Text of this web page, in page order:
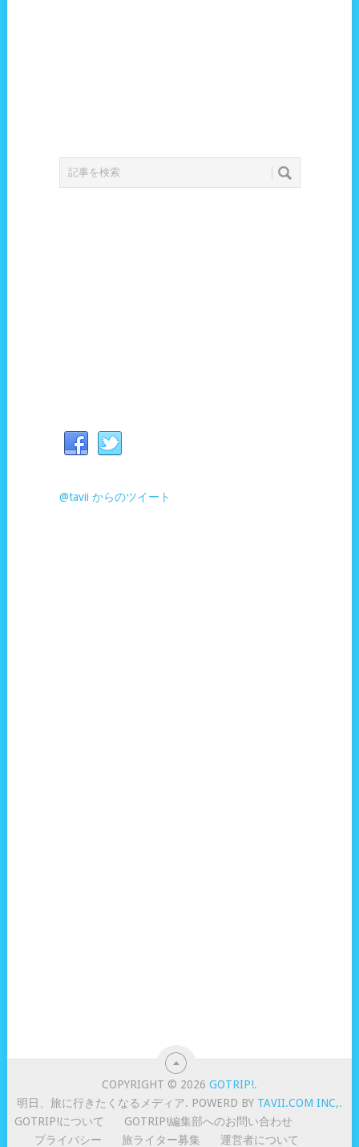
@tavii からのツイート
COPYRIGHT © 2026GOTRIP!.
明日、旅に行きたくなるメディア. POWERD BY TAVII.COM INC,.
GOTRIP!について
GOTRIP!編集部へのお問い合わせ
プライバシー
旅ライター募集 運営者について